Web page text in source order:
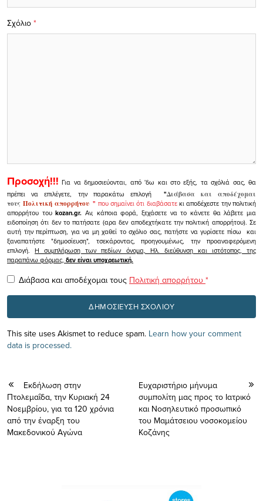
Σχόλιο *
Προσοχή!!! Για να δημοσιεύονται, από 'δω και στο εξής, τα σχόλιά σας, θα
πρέπει να επιλέγετε, την παρακάτω επιλογή
"Διάβασα και αποδέχομαι
τουςΠολιτική απορρήτου" που σημαίνει ότι διαβάσατεκι αποδέχεστε την πολιτική
απορρήτου τουkozan.gr. Αν, κάποια φορά, ξεχάσετε να το κάνετε θα λάβετε μια
ειδοποίηση ότι δεν το πατήσατε (αρα δεν αποδεχτήκατε την πολιτική απορρήτου). Σε
αυτή την περίπτωση, για να μη χαθεί το σχόλιο σας, πατήστε να γυρίσετε πίσω και
ξαναπατήστε "δημοσίευση", τσεκάροντας, προηγουμένως, την προαναφερόμενη
επιλογή.Η συμπλήρωση των πεδίων όνομα, Ηλ. διεύθυνση και ιστότοπος, της
παραπάνω φόρμας, δεν είναι υποχρεωτική.
Διάβασα και αποδέχομαι τους Πολιτική απορρήτου *
This site uses Akismet to reduce spam. Learn how your comment
data is processed.
Εκδήλωση στην
Πτολεμαΐδα, την Κυριακή 24
Νοεμβρίου, για τα 120 χρόνια
από την έναρξη του
Μακεδονικού Αγώνα
Ευχαριστήριο μήνυμα
συμπολίτη μας προς το Ιατρικό
και Νοσηλευτικό προσωπικό
του Μαμάτσειου νοσοκομείου
Κοζάνης